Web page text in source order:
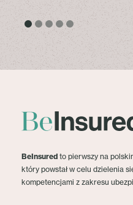
BeInsured to pierwszy na
który powstał w celu dzielenia
kompetencjami z zakresu